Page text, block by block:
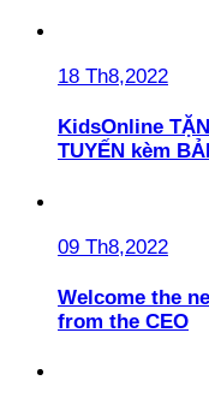
18 Th8,2022
KidsOnline
TUYẾN kèm
09 Th8,2022
Welcome the
from the CEO